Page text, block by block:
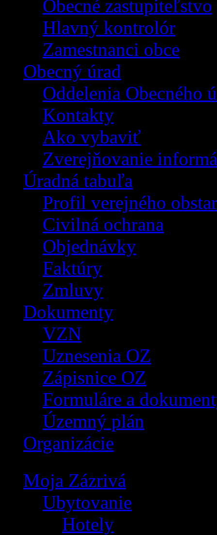
Obecné zastupiteľstvo
Hlavný kontrolór
Zamestnanci obce
Obecný úrad
Oddelenia Obecného
Kontakty
Ako vybaviť
Zverejňovanie
Úradná tabuľa
Profil verejného
Civilná ochrana
Objednávky
Faktúry
Zmluvy
Dokumenty
VZN
Uznesenia OZ
Zápisnice OZ
Formuláre a
Územný plán
Organizácie
Moja Zázrivá
Ubytovanie
Hotely